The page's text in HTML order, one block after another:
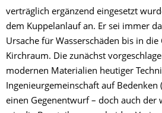
verträglich ergänzend eingesetzt
dem Kuppelanlauf an. Er sei immer
Ursache für Wasserschäden bis in
Kirchraum. Die zunächst
modernen Materialien heutiger
Ingenieurgemeinschaft auf Bedenken
einen Gegenentwurf – doch auch der